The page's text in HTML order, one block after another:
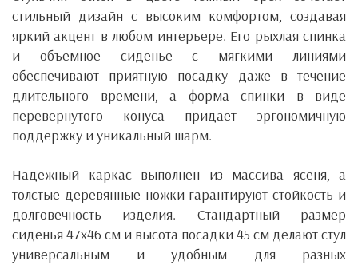
стильный дизайн с высоким комфортом, создавая
яркий акцент в любом интерьере. Его рыхлая спинка
и объемное сиденье с мягкими линиями
обеспечивают приятную посадку даже в течение
длительного времени, а форма спинки в виде
перевернутого конуса придает эргономичную
поддержку и уникальный шарм.
Надежный каркас выполнен из массива ясеня, а
толстые деревянные ножки гарантируют стойкость и
долговечность изделия. Стандартный размер
сиденья 47х46 см и высота посадки 45 см делают стул
универсальным и удобным для разных